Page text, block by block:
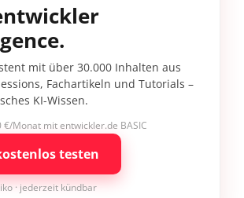
mit über 30.000 Inhalten aus
Fachartikeln und Tutorials –
KI-Wissen.
€/Monat mit entwickler.de BASIC
testen
· jederzeit kündbar